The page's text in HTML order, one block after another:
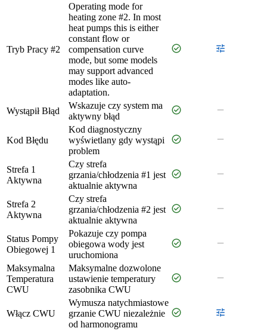
Tryb Pracy #2
Operating mode for
heating zone #2. In most
heat pumps this is either
constant flow or
compensation curve
mode, but some models
may support advanced
modes like auto-
adaptation.
check_circle tune
Wystąpił Błąd
Wskazuje czy system ma
aktywny błąd
check_circle remove
Kod Błędu
Kod diagnostyczny
wyświetlany gdy wystąpi
problem
check_circle remove
Strefa 1
Aktywna
Czy strefa
grzania/chłodzenia #1 jest
aktualnie aktywna
check_circle remove
Strefa 2
Aktywna
Czy strefa
grzania/chłodzenia #2 jest
aktualnie aktywna
check_circle remove
Status Pompy
Obiegowej 1
Pokazuje czy pompa
obiegowa wody jest
uruchomiona
check_circle remove
Maksymalna
Temperatura
CWU
Maksymalne dozwolone
ustawienie temperatury
zasobnika CWU
check_circle remove
Włącz CWU
Wymusza natychmiastowe
grzanie CWU niezależnie
od harmonogramu
check_circle tune